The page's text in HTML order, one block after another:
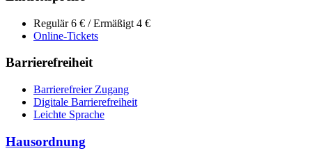
Regulär 6 € / Ermäßigt 4 €
Online-Tickets
Barrierefreiheit
Barrierefreier Zugang
Digitale Barrierefreiheit
Leichte Sprache
Hausordnung